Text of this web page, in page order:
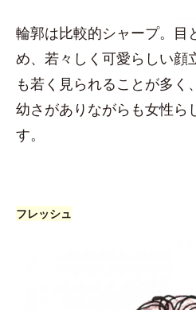
輪郭は比較的シャープ。目
め、若々しく可愛らしい顔
も若く見られることが多く
幼さがありながらも女性ら
す。
フレッシュ